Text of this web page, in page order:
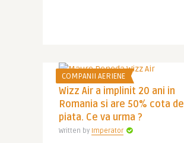
COMPANII AERIENE
Wizz Air a implinit 20 ani in
Romania si are 50% cota de
piata. Ce va urma ?
Written by Imperator